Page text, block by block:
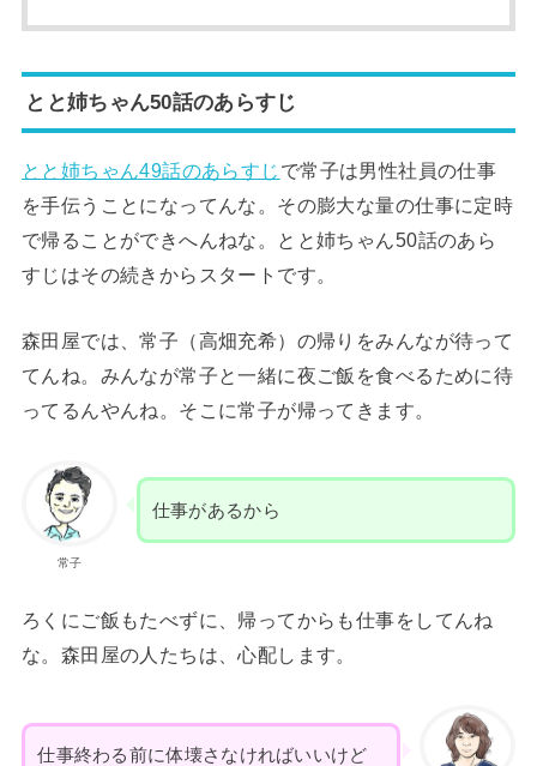
とと姉ちゃん50話のあらすじ
とと姉ちゃん49話のあらすじ で常子は男性社員の仕事
を手伝うことになってんな。その膨大な量の仕事に定時
で帰ることができへんねな。とと姉ちゃん50話のあら
すじはその続きからスタートです。
森田屋では、常子（高畑充希）の帰りをみんなが待って
てんね。みんなが常子と一緒に夜ご飯を食べるために待
ってるんやんね。そこに常子が帰ってきます。
常子
仕事があるから
ろくにご飯もたべずに、帰ってからも仕事をしてんね
な。森田屋の人たちは、心配します。
仕事終わる前に体壊さなければいいけど